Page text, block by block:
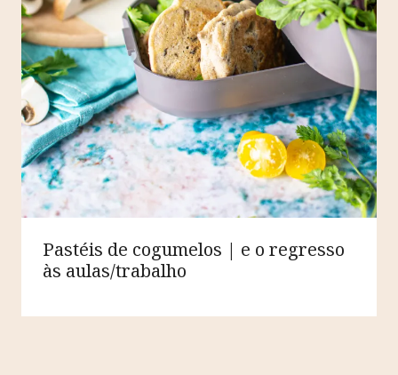
Pastéis de cogumelos | e o regresso
às aulas/trabalho